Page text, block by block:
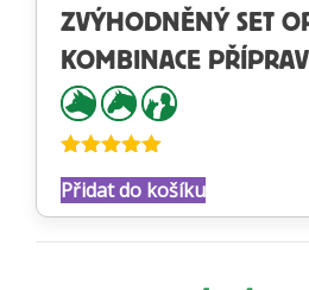
ZVÝHODNĚNÝ SET
KOMBINACE
5.00z 5
Přidat do košíku